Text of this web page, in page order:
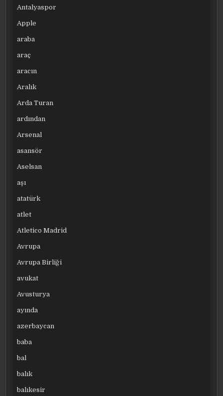
Antalyaspor
Apple
araba
araç
aracın
Aralık
Arda Turan
ardından
Arsenal
asansör
Aselsan
aşı
atatürk
atlet
Atletico Madrid
Avrupa
Avrupa Birliği
avukat
Avusturya
ayında
azerbaycan
baba
bal
balık
balıkesir